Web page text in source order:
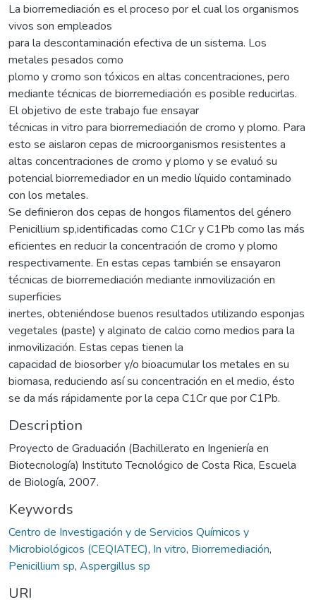
La biorremediación es el proceso por el cual los organismos
vivos son empleados
para la descontaminación efectiva de un sistema. Los
metales pesados como
plomo y cromo son tóxicos en altas concentraciones, pero
mediante técnicas de biorremediación es posible reducirlas.
El objetivo de este trabajo fue ensayar
técnicas in vitro para biorremediación de cromo y plomo. Para
esto se aislaron cepas de microorganismos resistentes a
altas concentraciones de cromo y plomo y se evaluó su
potencial biorremediador en un medio líquido contaminado
con los metales.
Se definieron dos cepas de hongos filamentos del género
Penicillium sp,identificadas como C1Cr y C1Pb como las más
eficientes en reducir la concentración de cromo y plomo
respectivamente. En estas cepas también se ensayaron
técnicas de biorremediación mediante inmovilización en
superficies
inertes, obteniéndose buenos resultados utilizando esponjas
vegetales (paste) y alginato de calcio como medios para la
inmovilización. Estas cepas tienen la
capacidad de biosorber y/o bioacumular los metales en su
biomasa, reduciendo así su concentración en el medio, ésto
se da más rápidamente por la cepa C1Cr que por C1Pb.
Description
Proyecto de Graduación (Bachillerato en Ingeniería en
Biotecnología) Instituto Tecnológico de Costa Rica, Escuela
de Biología, 2007.
Keywords
Centro de Investigación y de Servicios Químicos y
Microbiológicos (CEQIATEC), In vitro, Biorremediación,
Penicillium sp, Aspergillus sp
URI